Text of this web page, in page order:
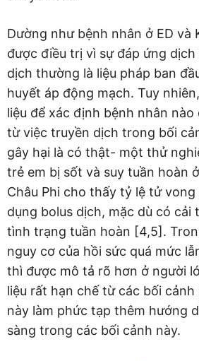
Dường như bệnh nhân ở ED và
được điều trị vì sự đáp ứng
dịch thường là liệu pháp ban
huyết áp động mạch. Tuy
liệu để xác định bệnh nhân
từ việc truyền dịch trong bối
gây hại là có thật- một thử
trẻ em bị sốt và suy tuần hoàn
Châu Phi cho thấy tỷ lệ tử
dụng bolus dịch, mặc dù có cải
tình trạng tuần hoàn [4,5].
nguy cơ của hồi sức quá mức
thì được mô tả rõ hơn ở người
liệu rất hạn chế từ các bối
này làm phức tạp thêm hướng
sàng trong các bối cảnh này.